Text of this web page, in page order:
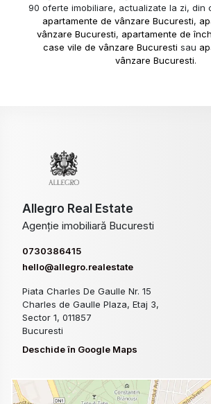
90 oferte imobiliare, actualizate la zi, din
apartamente de vânzare Bucuresti,
vânzare Bucuresti, apartamente de
case vile de vânzare Bucuresti sau
vânzare Bucuresti.
Allegro Real Estate
Agenție imobiliară Bucuresti
0730386415
hello@allegro.realestate
Piata Charles De Gaulle Nr. 15
Charles de Gaulle Plaza, Etaj 3,
Sector 1, 011857
Bucuresti
Deschide în Google Maps